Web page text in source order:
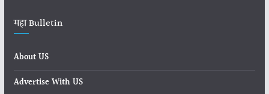
महा Bulletin
About US
Advertise With US